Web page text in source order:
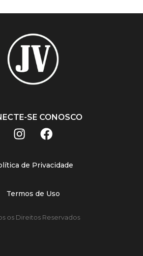
SE CONOSCO
de Privacidade
Termos de Uso
os Direitos Reservados